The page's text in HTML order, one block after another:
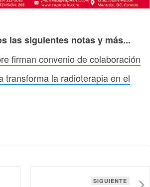
las siguientes notas y más...
firman convenio de colaboración
transforma la radioterapia en el
SIGUIENTE